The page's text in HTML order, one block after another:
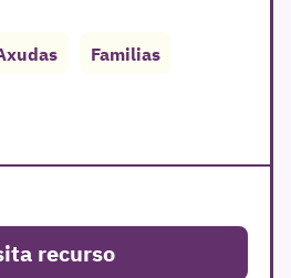
Familias
recurso